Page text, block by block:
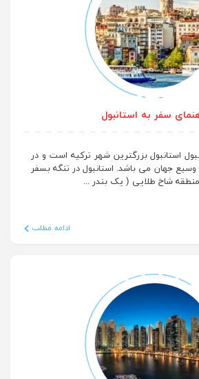
سفر به استانبول
استانبول بزرگترین شهر ترکیه است و در
وسیع جهان می باشد. استانبول در تنگه بسفر
شاخ طلایی ( یک بندر ...
ادامه مطلب